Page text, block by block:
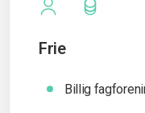
Frie
Billig